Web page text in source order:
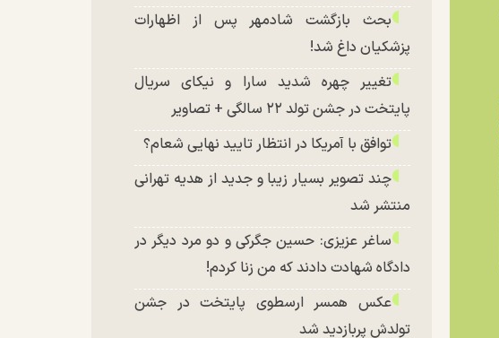
بحث بازگشت شادمهر پس از اظهارات
پزشکیان داغ شد!
تغییر چهره شدید سارا و نیکای سریال
پایتخت در جشن تولد ۲۲ سالگی + تصاویر
توافق با آمریکا در انتظار تایید نهایی شعام؟
چند تصویر بسیار زیبا و جدید از هدیه تهرانی
منتشر شد
ساغر عزیزی: حسین جگرکی و دو مرد دیگر در
دادگاه شهادت دادند که من زنا کردم!
عکس همسر ارسطوی پایتخت در جشن
تولدش پربازدید شد